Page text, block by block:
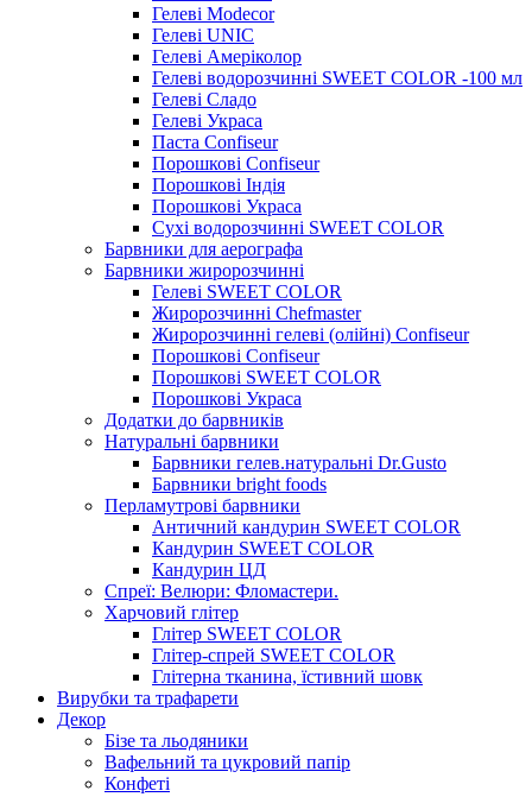
Гелеві Modecor
Гелеві UNIC
Гелеві Амеріколор
Гелеві водорозчинні SWEET COLOR -100 мл
Гелеві Сладо
Гелеві Украса
Паста Confiseur
Порошкові Confiseur
Порошкові Індія
Порошкові Украса
Сухі водорозчинні SWEET COLOR
Барвники для аерографа
Барвники жиророзчинні
Гелеві SWEET COLOR
Жиророзчинні Chefmaster
Жиророзчинні гелеві (олійні) Confiseur
Порошкові Confiseur
Порошкові SWEET COLOR
Порошкові Украса
Додатки до барвників
Натуральні барвники
Барвники гелев.натуральні Dr.Gusto
Барвники bright foods
Перламутрові барвники
Античний кандурин SWEET COLOR
Кандурин SWEET COLOR
Кандурин ЦД
Спреї: Велюри: Фломастери.
Харчовий глітер
Глітер SWEET COLOR
Глітер-спрей SWEET COLOR
Глітерна тканина, їстивний шовк
Вирубки та трафарети
Декор
Бізе та льодяники
Вафельний та цукровий папір
Конфеті